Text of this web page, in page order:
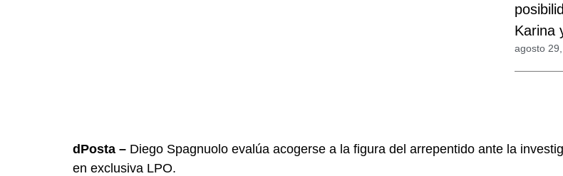
Karina
agosto
dPosta – Diego Spagnuolo evalúa acogerse a la figura del arrepentido ante la
en exclusiva LPO.